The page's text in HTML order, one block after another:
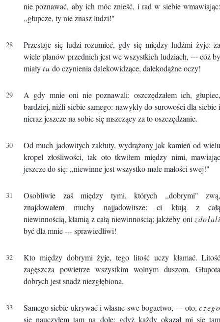
nie poznawać, aby ich móc znieść, i rad w siebie
,,głupcze, ty nie znasz ludzi!"
Przestaje się ludzi rozumieć, gdy się między ludźmi żyje:
wiele planów przednich jest we wszystkich ludziach, --- cóż
miałytu do czynienia dalekowidzące, dalekodążne oczy!
A gdy mnie oni nie poznawali: oszczędzałem ich,
bardziej, niźli siebie samego: nawykły do surowości dla siebie
nieraz jeszcze na sobie się mszczący za to oszczędzanie.
Od much jadowitych zakłuty, wydrążony jak kamień od
kropel złośliwości, tak oto tkwiłem między nimi,
jeszcze do się: ,,niewinne jest wszystko małe małości swej!"
Osobliwie zaś między tymi, których ,,dobrymi"
znajdowałem muchy najjadowitsze: ci kłują z
niewinnością, kłamią z całą niewinnością; jakżeby oni
być dla mnie --- sprawiedliwi!
Kto między dobrymi żyje, tego litość uczy kłamać.
zagęszcza powietrze wszystkim wolnym duszom.
dobrych jest snadź niezgłębiona.
Samego siebie ukrywać i własne swe bogactwo, --- oto,
się nauczyłem tam na dole: gdyż każdy okazał mi się